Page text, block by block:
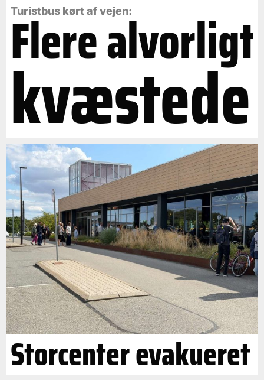
Turistbus kørt af vejen:
Flere alvorligt
kvæstede
Storcenter evakueret